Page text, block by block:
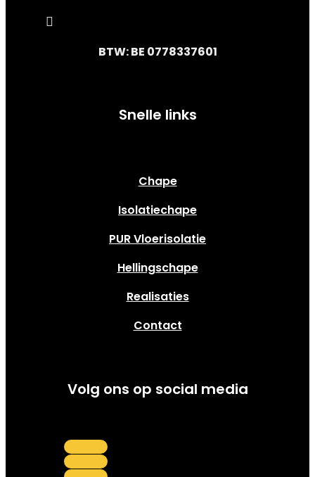

BTW: BE 0778337601
Snelle links
Chape
Isolatiechape
PUR Vloerisolatie
Hellingschape
Realisaties
Contact
Volg ons op social media